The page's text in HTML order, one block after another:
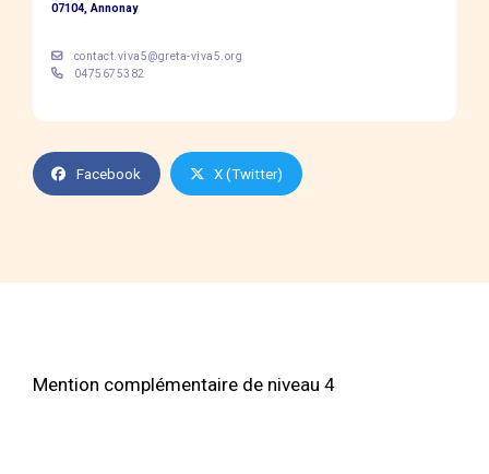
07104, Annonay
contact.viva5@greta-viva5.org
0475675382
Facebook X (Twitter)
Mention complémentaire de niveau 4